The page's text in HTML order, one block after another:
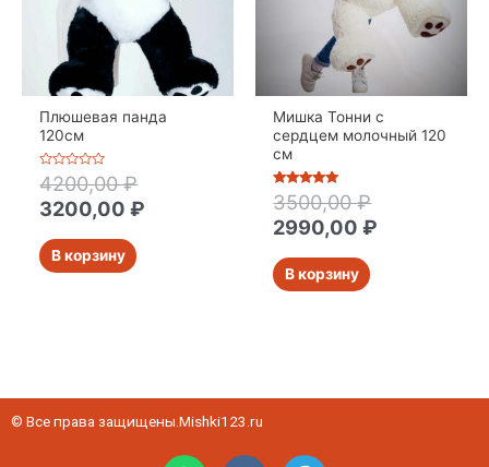
Плюшевая панда
120см
Оценка
0
из
5
4200,00₽
3200,00₽
В корзину
Мишка Тонни с
сердцем молочный 120
см
Оценка
5
из 5
3500,00₽
2990,00₽
В корзину
© Все права защищены.Mishki123.ru